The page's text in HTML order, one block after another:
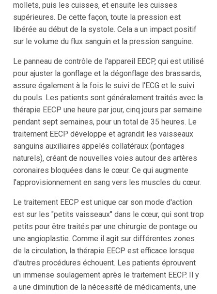
mollets, puis les cuisses, et ensuite les cuisses
supérieures. De cette façon, toute la pression est
libérée au début de la systole. Cela a un impact positif
sur le volume du flux sanguin et la pression sanguine.
Le panneau de contrôle de l'appareil EECP, qui est utilisé
pour ajuster la gonflage et la dégonflage des brassards,
assure également à la fois le suivi de l'ECG et le suivi
du pouls. Les patients sont généralement traités avec la
thérapie EECP une heure par jour, cinq jours par semaine
pendant sept semaines, pour un total de 35 heures. Le
traitement EECP développe et agrandit les vaisseaux
sanguins auxiliaires appelés collatéraux (pontages
naturels), créant de nouvelles voies autour des artères
coronaires bloquées dans le cœur. Ce qui augmente
l'approvisionnement en sang vers les muscles du cœur.
Le traitement EECP est unique car son mode d'action
est sur les "petits vaisseaux" dans le cœur, qui sont trop
petits pour être traités par une chirurgie de pontage ou
une angioplastie. Comme il agit sur différentes zones
de la circulation, la thérapie EECP est efficace lorsque
d'autres procédures échouent. Les patients éprouvent
un immense soulagement après le traitement EECP. Il y
a une diminution de la nécessité de médicaments, une